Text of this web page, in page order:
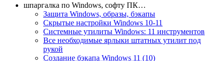
шпаргалка по Windows, софту ПК…
Защита Windows, образы, бэкапы
Скрытые настройки Windows 10-11
Системные утилиты Windows: 11 инструментов
Все необходимые ярлыки штатных утилит под
рукой
Создание бэкапа Windows 11 (10)